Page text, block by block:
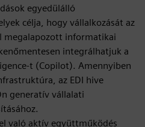
egyedülálló
célja, hogy vállalkozását az
megalapozott informatikai
integrálhatjuk a
t (Copilot). Amennyiben
az EDI hive
generatív vállalati
való aktív együttműködés